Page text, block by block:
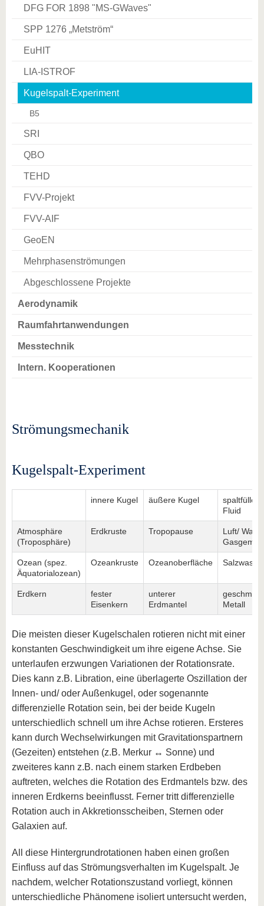
DFG FOR 1898 "MS­-GWaves"
SPP 1276 „Metström“
EuHIT
LIA-ISTROF
Kugelspalt-Experiment
B5
SRI
QBO
TEHD
FVV-Projekt
FVV-AIF
GeoEN
Mehrphasenströmungen
Abgeschlossene Projekte
Aerodynamik
Raumfahrtanwendungen
Messtechnik
Intern. Kooperationen
Strömungsmechanik
Kugelspalt-Experiment
innere Kugel äußere Kugel
Fluid
Atmosphäre
(Troposphäre)
Erdkruste Tropopause
Luft/
Ozean (spez.
Äquatorialozean)
Ozeankruste Ozeanoberfläche
Erdkern
fester
Eisenkern
unterer
Erdmantel
Metall
Die meisten dieser Kugelschalen rotieren nicht mit einer
konstanten Geschwindigkeit um ihre eigene Achse. Sie
unterlaufen erzwungen Variationen der Rotationsrate.
Dies kann z.B. Libration, eine überlagerte Oszillation der
Innen- und/ oder Außenkugel, oder sogenannte
differenzielle Rotation sein, bei der beide Kugeln
unterschiedlich schnell um ihre Achse rotieren. Ersteres
kann durch Wechselwirkungen mit Gravitationspartnern
(Gezeiten) entstehen (z.B. Merkur ↔ Sonne) und
zweiteres kann z.B. nach einem starken Erdbeben
auftreten, welches die Rotation des Erdmantels bzw. des
inneren Erdkerns beeinflusst. Ferner tritt differenzielle
Rotation auch in Akkretionsscheiben, Sternen oder
Galaxien auf.
All diese Hintergrundrotationen haben einen großen
Einfluss auf das Strömungsverhalten im Kugelspalt. Je
nachdem, welcher Rotationszustand vorliegt, können
unterschiedliche Phänomene isoliert untersucht werden,